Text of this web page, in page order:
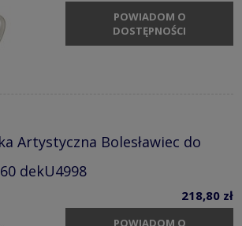
POWIADOM O
DOSTĘPNOŚCI
Artystyczna Bolesławiec do
dekU4998
218,80 zł
POWIADOM O